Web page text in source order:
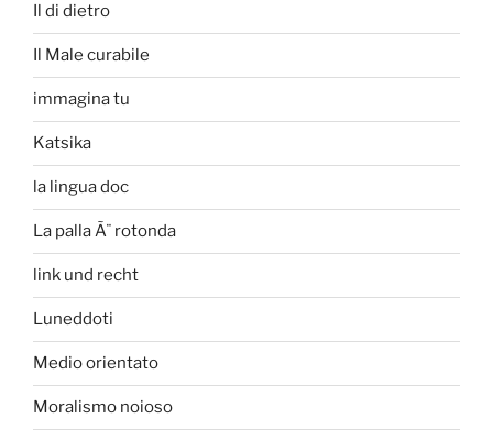
Il di dietro
Il Male curabile
immagina tu
Katsika
la lingua doc
La palla Ã¨ rotonda
link und recht
Luneddoti
Medio orientato
Moralismo noioso